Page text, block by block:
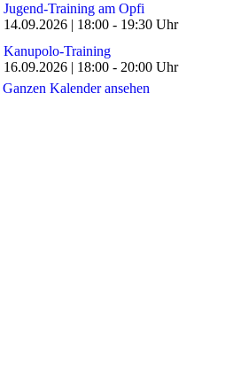
Jugend-Training am Opfi
14.09.2026| 18:00- 19:30Uhr
Kanupolo-Training
16.09.2026| 18:00- 20:00Uhr
Ganzen Kalender ansehen